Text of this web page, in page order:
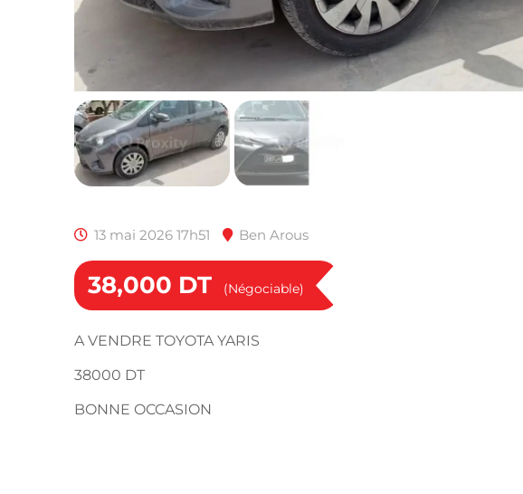
13 mai 2026 17h51 Ben Arous
38,000 DT (Négociable)
A VENDRE TOYOTA YARIS
38000 DT
BONNE OCCASION